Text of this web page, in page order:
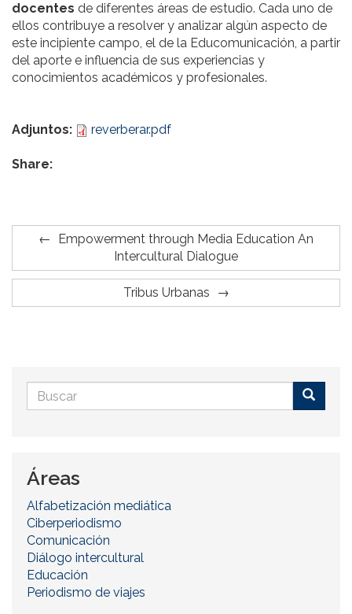
docentes de diferentes áreas de estudio. Cada uno de
ellos contribuye a resolver y analizar algún aspecto de
este incipiente campo, el de la Educomunicación, a partir
del aporte e influencia de sus experiencias y
conocimientos académicos y profesionales.
Adjuntos: reverberar.pdf
Share:
Empowerment through Media Education An
Intercultural Dialogue
Tribus Urbanas
Formulario
de
Áreas
Alfabetización mediática
Ciberperiodismo
Comunicación
Diálogo intercultural
Educación
Periodismo de viajes